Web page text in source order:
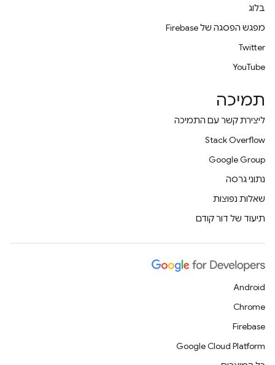
בלוג
מפגש הפסגה של Firebase
Twitter
YouTube
תמיכה
ליצירת קשר עם התמיכה
Stack Overflow
Google Group
נתוני גרסה
שאלות נפוצות
תיעוד של דור קודם
Android
Chrome
Firebase
Google Cloud Platform